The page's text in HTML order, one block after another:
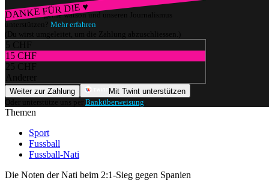
DANKE FÜR DIE ♥
Würdest du gerne watson und unseren Journalismus
unterstützen? Mehr erfahren
(Du wirst umgeleitet, um die Zahlung abzuschliessen.)
5 CHF
15 CHF
25 CHF
Anderer
Weiter zur Zahlung
Mit Twint unterstützen
Oder unterstütze uns per Banküberweisung
Themen
Sport
Fussball
Fussball-Nati
Die Noten der Nati beim 2:1-Sieg gegen Spanien